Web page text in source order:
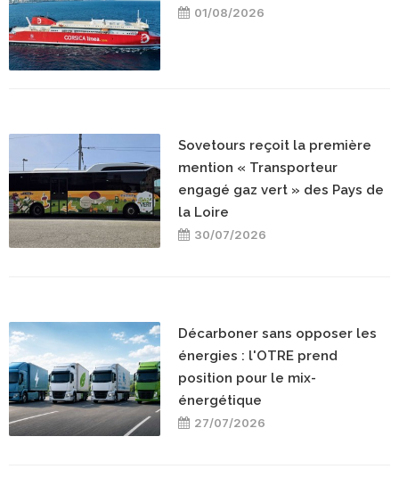
01/08/2026
Sovetours reçoit la première
mention « Transporteur
engagé gaz vert » des Pays de
la Loire
30/07/2026
Décarboner sans opposer les
énergies : l'OTRE prend
position pour le mix-
énergétique
27/07/2026